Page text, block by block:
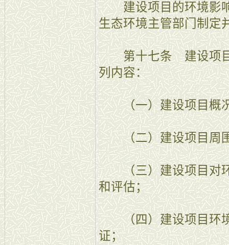
建设项目的环境影响
生态环境主管部门制定
第十七条 建设项目
列内容：
（一）建设项目概
（二）建设项目周围
（三）建设项目对环
和评估；
（四）建设项目环境
证；